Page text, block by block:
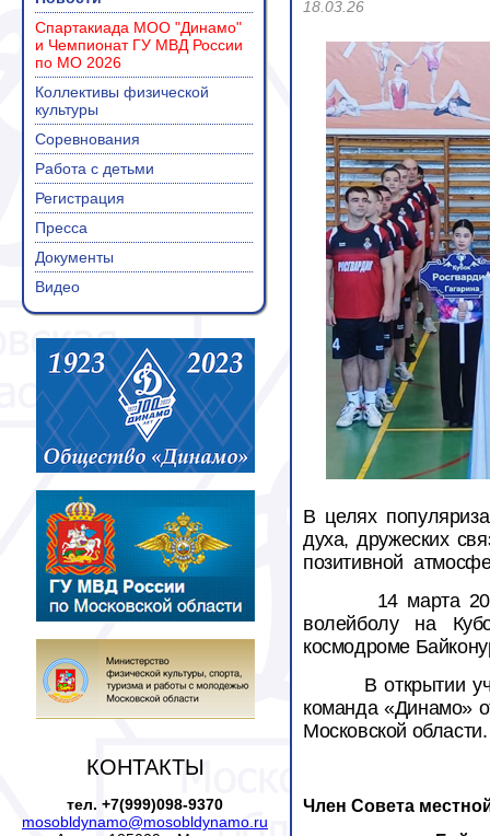
Спартакиада МОО "Динамо"
и Чемпионат ГУ МВД России
по МО 2026
Коллективы физической
культуры
Соревнования
Работа с детьми
Регистрация
Пресса
Документы
Видео
КОНТАКТЫ
тел. +7(999)098-9370
mosobldynamo@mosobldynamo.ru
18.03.26
В целях
духа, дружеских
позитивной
14 марта
волейболу на
космодроме
В открытии
команда «Динамо»
Московской области.
Член Совета